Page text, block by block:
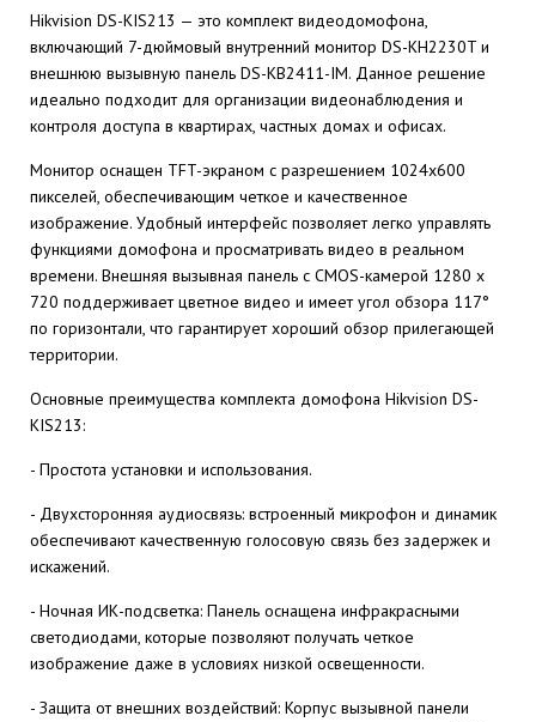
Hikvision DS-KIS213 — это комплект видеодомофона,
включающий 7-дюймовый внутренний монитор DS-KH2230T и
внешнюю вызывную панель DS-KB2411-IM. Данное решение
идеально подходит для организации видеонаблюдения и
контроля доступа в квартирах, частных домах и офисах.
Монитор оснащен TFT-экраном с разрешением 1024x600
пикселей, обеспечивающим четкое и качественное
изображение. Удобный интерфейс позволяет легко управлять
функциями домофона и просматривать видео в реальном
времени. Внешняя вызывная панель с CMOS-камерой 1280 x
720 поддерживает цветное видео и имеет угол обзора 117°
по горизонтали, что гарантирует хороший обзор прилегающей
территории.
Основные преимущества комплекта домофона Hikvision DS-
KIS213:
- Простота установки и использования.
- Двухсторонняя аудиосвязь: встроенный микрофон и динамик
обеспечивают качественную голосовую связь без задержек и
искажений.
- Ночная ИК-подсветка: Панель оснащена инфракрасными
светодиодами, которые позволяют получать четкое
изображение даже в условиях низкой освещенности.
- Защита от внешних воздействий: Корпус вызывной панели